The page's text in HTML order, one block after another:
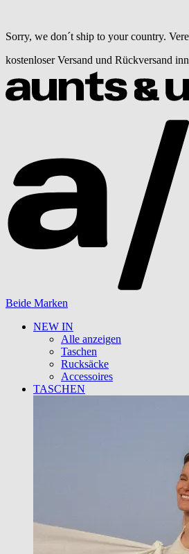
Sorry, we don´t ship to your country.
kostenloser Versand und Rückversand
Beide Marken
NEW IN
Alle anzeigen
Taschen
Rucksäcke
Accessoires
TASCHEN